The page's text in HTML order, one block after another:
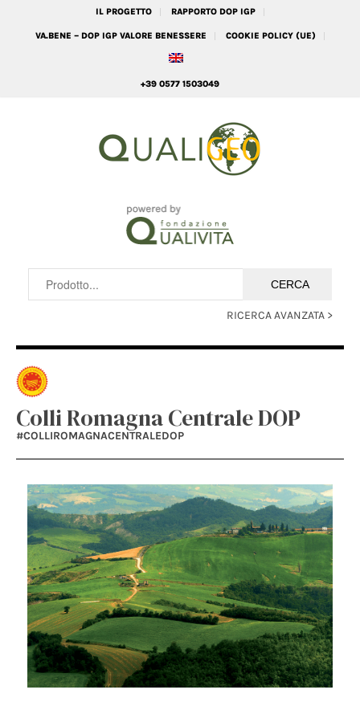
IL PROGETTO RAPPORTO DOP IGP
VA.BENE – DOP IGP VALORE BENESSERE COOKIE POLICY (UE)
+39 0577 1503049
RICERCA AVANZATA >
Colli Romagna Centrale DOP
#COLLIROMAGNACENTRALEDOP